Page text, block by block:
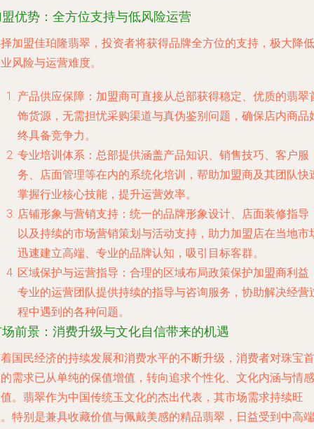
优势：全方位支持与低风险运营
加盟佳珀隆翡翠，投资者将获得品牌全方位的支持，极大降低
风险与运营难度。
产品供应保障 ：加盟商可直接从总部获得稳定、优质的翡翠
饰货源，无需担忧采购渠道与真伪鉴别问题，确保店内商品
终具备竞争力。
专业培训体系 ：总部提供涵盖产品知识、销售技巧、客户服
务、店面管理等在内的系统化培训，帮助加盟商及其团队快
掌握行业核心技能，提升运营效率。
店铺形象与营销支持 ：统一的品牌形象设计、店面装修指导
以及持续的市场营销策划与活动支持，助力加盟店在当地市
迅速建立高端、专业的品牌认知，吸引目标客群。
区域保护与运营指导 ：合理的区域布局政策保护加盟商利益
专业的运营团队提供持续的指导与咨询服务，协助解决经营
程中遇到的各种问题。
前景：消费升级与文化自信带来的机遇
国民经济的持续发展和消费水平的不断升级，消费者对珠宝首
需求已从单纯的保值增值，转向追求个性化、文化内涵与情感
。翡翠作为中国传统玉文化的杰出代表，其市场需求持续旺
特别是兼具收藏价值与佩戴美感的精品翡翠，日益受到中高端